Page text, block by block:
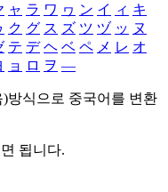
ャ ラ ワ ヮ ン イ ィ キ
ク グ ス ズ ツ ヅ ッ ヌ
テ デ ヘ ベ ペ メ レ オ
ョ ロ ヲ ―
방식으로 중국어를 변환
됩니다.